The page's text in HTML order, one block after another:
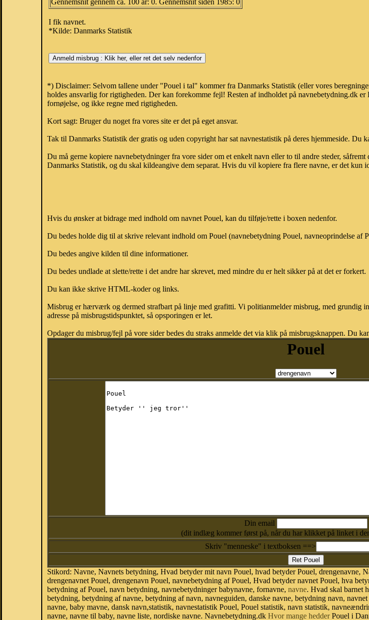
Gennemsnit gennem ca. 100 år: 0. Gennemsnit siden 1985: 0
I fik navnet.
*Kilde: Danmarks Statistik
*) Disclaimer: Selvom tallene under "Pouel i tal" kommer fra Danmarks Statistik (eller vores
holdes ansvarlig for rigtigheden. Der kan forekomme fejl! Resten af indholdet på navnebetydning.dk
fornøjelse, og ikke regne med rigtigheden.
Kort sagt: Bruger du noget fra vores site er det på eget ansvar.
Tak til Danmarks Statistik der gratis og uden copyright har sat navnestatistik på deres hjemmeside. Du
Du må gerne kopiere navnebetydninger fra vore sider om et enkelt navn eller to til andre steder,
Danmarks Statistik, og du skal kildeangive dem separat. Hvis du vil kopiere fra flere navne, er det kun
Hvis du ønsker at bidrage med indhold om navnet Pouel, kan du tilføje/rette i boxen nedenfor.
Du bedes holde dig til at skrive relevant indhold om Pouel (navnebetydning Pouel, navneoprindelse af
Du bedes angive kilden til dine informationer.
Du bedes undlade at slette/rette i det andre har skrevet, med mindre du er helt sikker på at det er forkert.
Du kan ikke skrive HTML-koder og links.
Misbrug er hærværk og dermed strafbart på linje med grafitti. Vi politianmelder misbrug, med grundig
adresse på misbrugstidspunktet, så opsporingen er let.
Opdager du misbrug/fejl på vore sider bedes du straks anmelde det via klik på misbrugsknappen. Du
Pouel
Din email
(dit indlæg kommer først på, når du har klikket på linket i
Skriv "menneske" i textboksen ==>
Stikord: Navne, Navnets betydning, Hvad betyder mit navn Pouel, hvad betyder Pouel, drengenavne,
drengenavnet Pouel, drengenavn Pouel, navnebetydning af Pouel, Hvad betyder navnet Pouel, hva
betydning af Pouel, navn betydning, navnebetydninger babynavne, fornavne, navne. Hvad skal barnet
betydning, betydning af navne, betydning af navn, navneguiden, danske navne, betydning navn,
navne, baby mavne, dansk navn,statistik, navnestatistik Pouel, Pouel statistik, navn statistik,
navne, navne til baby, navne liste, nordiske navne. Navnebetydning.dk Hvor mange hedderPouel i